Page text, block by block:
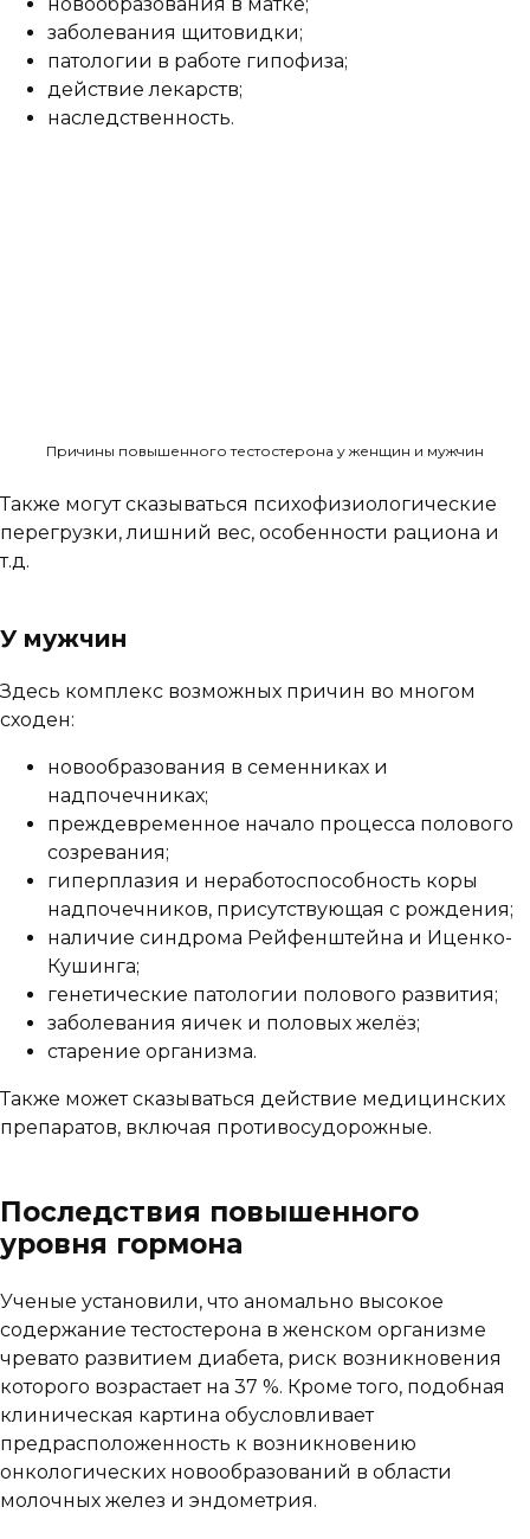
заболевания щитовидки;
патологии в работе гипофиза;
действие лекарств;
наследственность.
Причины повышенного тестостерона у женщин и мужчин
Также могут сказываться психофизиологические
перегрузки, лишний вес, особенности рациона и
т.д.
У мужчин
Здесь комплекс возможных причин во многом
сходен:
новообразования в семенниках и
надпочечниках;
преждевременное начало процесса полового
созревания;
гиперплазия и неработоспособность коры
надпочечников, присутствующая с рождения;
наличие синдрома Рейфенштейна и Иценко-
Кушинга;
генетические патологии полового развития;
заболевания яичек и половых желёз;
старение организма.
Также может сказываться действие медицинских
препаратов, включая противосудорожные.
Последствия повышенного
уровня гормона
Ученые установили, что аномально высокое
содержание тестостерона в женском организме
чревато развитием диабета, риск возникновения
которого возрастает на 37 %. Кроме того, подобная
клиническая картина обусловливает
предрасположенность к возникновению
онкологических новообразований в области
молочных желез и эндометрия.